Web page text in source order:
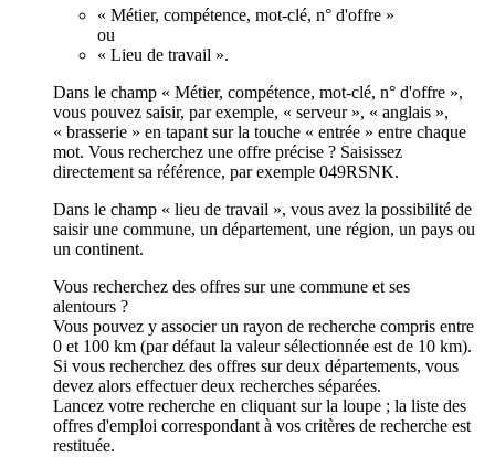
« Métier, compétence, mot-clé, n° d'offre »
ou
« Lieu de travail ».
Dans le champ « Métier, compétence, mot-clé, n° d'offre »,
vous pouvez saisir, par exemple, « serveur », « anglais »,
« brasserie » en tapant sur la touche « entrée » entre chaque
mot. Vous recherchez une offre précise ? Saisissez
directement sa référence, par exemple 049RSNK.
Dans le champ « lieu de travail », vous avez la possibilité de
saisir une commune, un département, une région, un pays ou
un continent.
Vous recherchez des offres sur une commune et ses
alentours ?
Vous pouvez y associer un rayon de recherche compris entre
0 et 100 km (par défaut la valeur sélectionnée est de 10 km).
Si vous recherchez des offres sur deux départements, vous
devez alors effectuer deux recherches séparées.
Lancez votre recherche en cliquant sur la loupe ; la liste des
offres d'emploi correspondant à vos critères de recherche est
restituée.